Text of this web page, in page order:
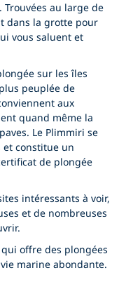
Trouvées au large de
dans la grotte pour
vous saluent et
sur les îles
peuplée de
aux
quand même la
Le Plimmiri se
et constitue un
de plongée
intéressants à voir,
et de nombreuses
offre des plongées
marine abondante.